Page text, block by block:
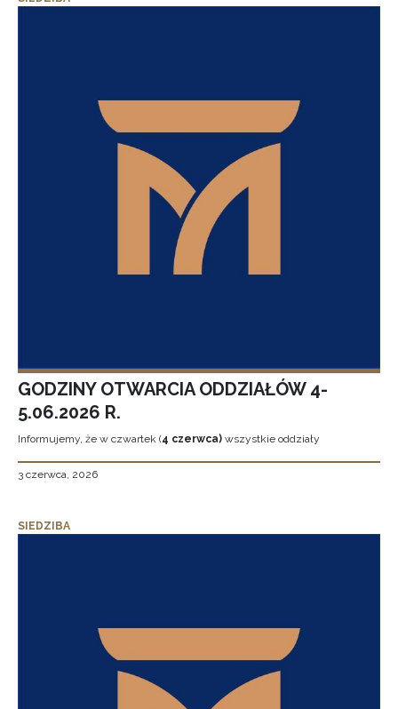
GODZINY OTWARCIA ODDZIAŁÓW 4-
5.06.2026 R.
Informujemy, że w czwartek (4 czerwca) wszystkie oddziały
3 czerwca, 2026
SIEDZIBA